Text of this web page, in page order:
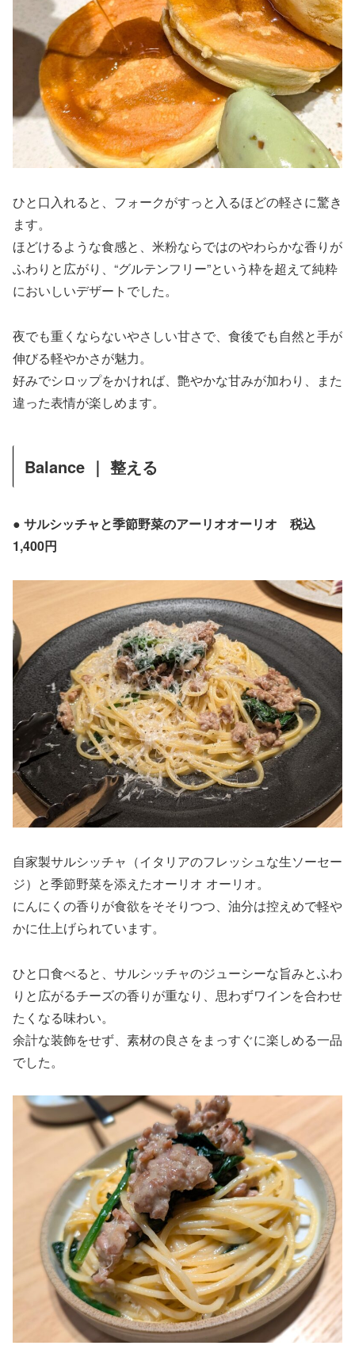
ひと口入れると、フォークがすっと入るほどの軽さに驚き
ます。
ほどけるような食感と、米粉ならではのやわらかな香りが
ふわりと広がり、“グルテンフリー”という枠を超えて純粋
においしいデザートでした。
夜でも重くならないやさしい甘さで、食後でも自然と手が
伸びる軽やかさが魅力。
好みでシロップをかければ、艶やかな甘みが加わり、また
違った表情が楽しめます。
Balance ｜ 整える
● サルシッチャと季節野菜のアーリオオーリオ 税込
1,400円
自家製サルシッチャ（イタリアのフレッシュな生ソーセー
ジ）と季節野菜を添えたオーリオ オーリオ。
にんにくの香りが食欲をそそりつつ、油分は控えめで軽や
かに仕上げられています。
ひと口食べると、サルシッチャのジューシーな旨みとふわ
りと広がるチーズの香りが重なり、思わずワインを合わせ
たくなる味わい。
余計な装飾をせず、素材の良さをまっすぐに楽しめる一品
でした。